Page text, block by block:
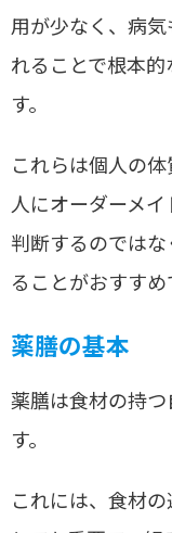
用が少なく、病
れることで根本
す。
これらは個人の
人にオーダーメ
判断するのでは
ることがおすすめ
薬膳の基本
薬膳は食材の持
す。
これには、食材